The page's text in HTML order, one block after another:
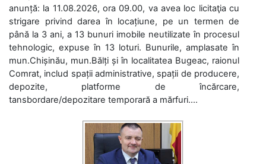
anunță: la 11.08.2026, ora 09.00, va avea loc licitaţia cu
strigare privind darea în locațiune, pe un termen de
până la 3 ani, a 13 bunuri imobile neutilizate în procesul
tehnologic, expuse în 13 loturi. Bunurile, amplasate în
mun.Chișinău, mun.Bălți și în localitatea Bugeac, raionul
Comrat, includ spații administrative, spații de producere,
depozite, platforme de încărcare,
tansbordare/depozitare temporară a mărfuri....